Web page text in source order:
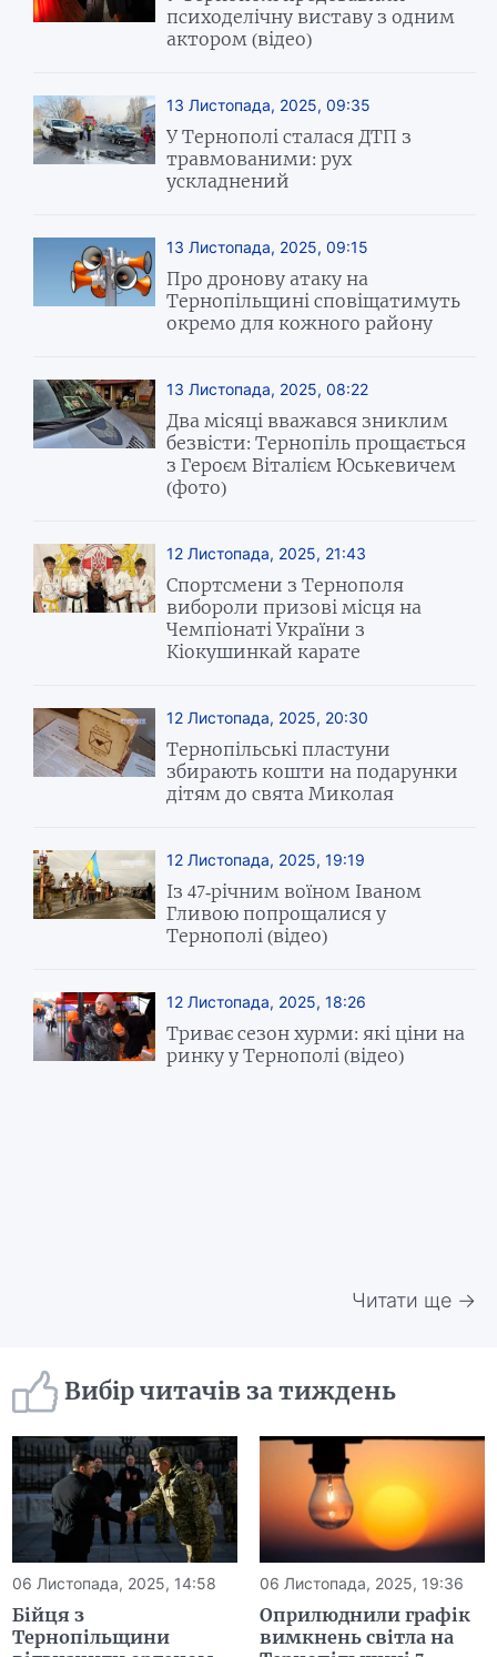
психоделічну виставу з одним
актором (відео)
13 Листопада, 2025, 09:35
У Тернополі сталася ДТП з
травмованими: рух
ускладнений
13 Листопада, 2025, 09:15
Про дронову атаку на
Тернопільщині сповіщатимуть
окремо для кожного району
13 Листопада, 2025, 08:22
Два місяці вважався зниклим
безвісти: Тернопіль прощається
з Героєм Віталієм Юськевичем
(фото)
12 Листопада, 2025, 21:43
Спортсмени з Тернополя
вибороли призові місця на
Чемпіонаті України з
Кіокушинкай карате
12 Листопада, 2025, 20:30
Тернопільські пластуни
збирають кошти на подарунки
дітям до свята Миколая
12 Листопада, 2025, 19:19
Із 47-річним воїном Іваном
Гливою попрощалися у
Тернополі (відео)
12 Листопада, 2025, 18:26
Триває сезон хурми: які ціни на
ринку у Тернополі (відео)
Читати ще →
Вибір читачів за тиждень
06 Листопада, 2025, 14:58
Бійця з
Тернопільщини
06 Листопада, 2025, 19:36
Оприлюднили графік
вимкнень світла на